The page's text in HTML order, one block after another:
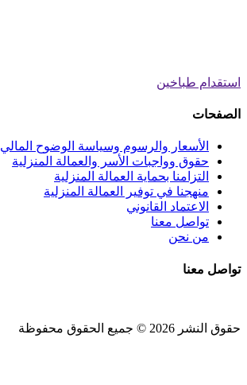
استقدام طباخين
الصفحات
الأسعار والرسوم وسياسة الوضوح المالي
حقوق وواجبات الأسر والعمالة المنزلية
التزامنا بحماية العمالة المنزلية
منهجنا في توفير العمالة المنزلية
الاعتماد القانوني
تواصل معنا
من نحن
تواصل معنا
حقوق النشر 2026 © جميع الحقوق محفوظة